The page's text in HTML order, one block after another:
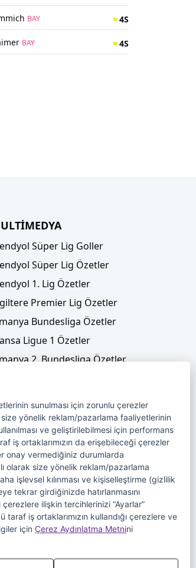
BAY 4S
BAY 4S
Süper Lig Goller
Süper Lig Özetler
1. Lig Özetler
Premier Lig Özetler
Bundesliga Özetler
Ligue 1 Özetler
2. Bundesliga Özetler
Liste
Galeriler
Başvuru Formu
sunulması için zorunlu çerezler
yönelik reklam/pazarlama faaliyetlerinin
ve geliştirilebilmesi için performans
iş ortaklarımızın da erişebileceği çerezler
onay vermediğiniz durumlarda
olarak size yönelik reklam/pazarlama
işlevsel kılınması ve kişiselleştirme (gizlilik
tekrar girdiğinizde hatırlanmasını
ilişkin tercihlerinizi “Ayarlar”
iş ortaklarımızın kullandığı çerezlere ve
için Çerez Aydınlatma Metnini